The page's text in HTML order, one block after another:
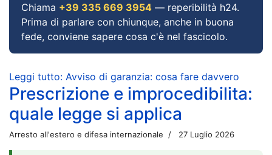
Chiama +39 335 669 3954 — reperibilità h24.
Prima di parlare con chiunque, anche in buona
fede, conviene sapere cosa c'è nel fascicolo.
Leggi tutto: Avviso di garanzia: cosa fare davvero
Prescrizione e improcedibilita:
quale legge si applica
Arresto all'estero e difesa internazionale 27 Luglio 2026